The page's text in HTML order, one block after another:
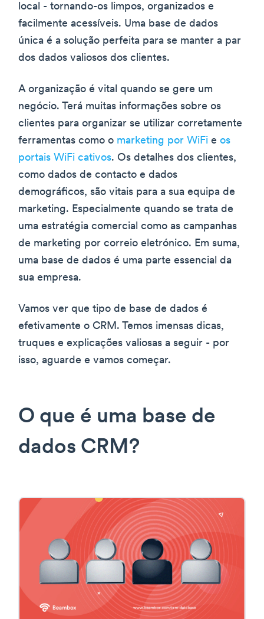
local - tornando-os limpos, organizados e
facilmente acessíveis. Uma base de dados
única é a solução perfeita para se manter a par
dos dados valiosos dos clientes.
A organização é vital quando se gere um
negócio. Terá muitas informações sobre os
clientes para organizar se utilizar corretamente
ferramentas como o marketing por WiFi e os
portais WiFi cativos. Os detalhes dos clientes,
como dados de contacto e dados
demográficos, são vitais para a sua equipa de
marketing. Especialmente quando se trata de
uma estratégia comercial como as campanhas
de marketing por correio eletrónico. Em suma,
uma base de dados é uma parte essencial da
sua empresa.
Vamos ver que tipo de base de dados é
efetivamente o CRM. Temos imensas dicas,
truques e explicações valiosas a seguir - por
isso, aguarde e vamos começar.
O que é uma base de
dados CRM?